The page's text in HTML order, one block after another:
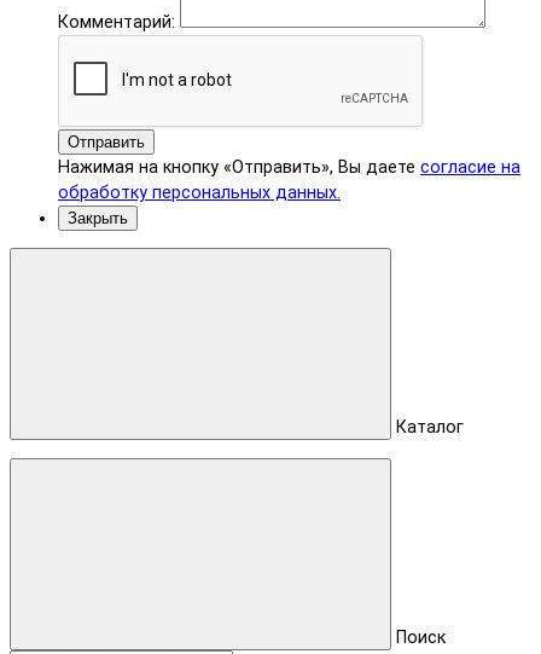
Комментарий:
Отправить
Нажимая на кнопку «Отправить», Вы даете согласие на
обработку персональных данных.
Закрыть
Каталог
Поиск